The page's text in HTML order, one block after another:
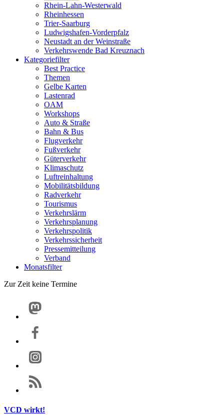
Rhein-Lahn-Westerwald
Rheinhessen
Trier-Saarburg
Ludwigshafen-Vorderpfalz
Neustadt an der Weinstraße
Verkehrswende Bad Kreuznach
Kategoriefilter
Best Practice
Themen
Gelbe Karten
Lastenrad
OAM
Workshops
Auto & Straße
Bahn & Bus
Flugverkehr
Fußverkehr
Güterverkehr
Klimaschutz
Luftreinhaltung
Mobilitätsbildung
Radverkehr
Tourismus
Verkehrslärm
Verkehrsplanung
Verkehrspolitik
Verkehrssicherheit
Pressemitteilung
Verband
Monatsfilter
Zur Zeit keine Termine
VCD wirkt!